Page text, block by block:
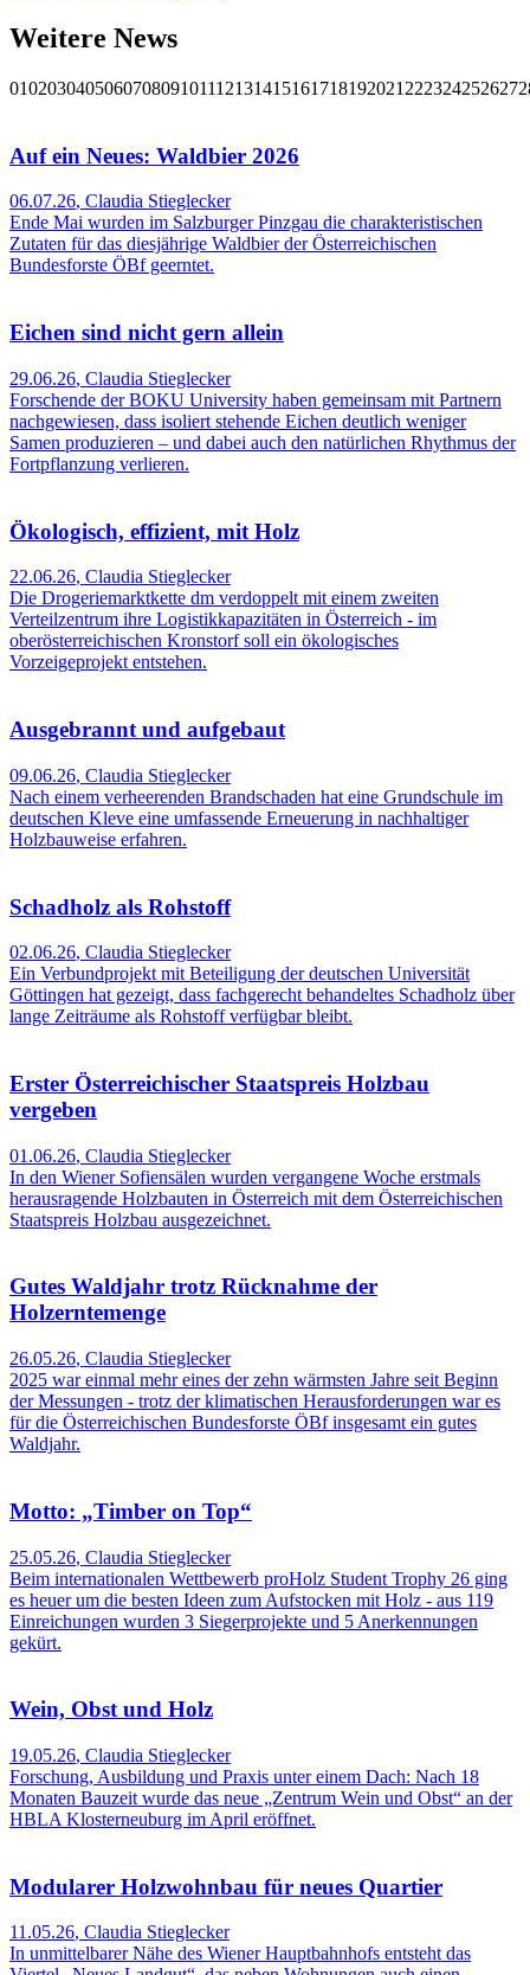
Weitere News
010203040506070809101112131415161718192021 222324252627
Auf ein Neues: Waldbier 2026
06.07.26, Claudia Stieglecker
Ende Mai wurden im Salzburger Pinzgau die charakteristischen
Zutaten für das diesjährige Waldbier der Österreichischen
Bundesforste ÖBf geerntet.
Eichen sind nicht gern allein
29.06.26, Claudia Stieglecker
Forschende der BOKU University haben gemeinsam mit Partnern
nachgewiesen, dass isoliert stehende Eichen deutlich weniger
Samen produzieren – und dabei auch den natürlichen Rhythmus der
Fortpflanzung verlieren.
Ökologisch, effizient, mit Holz
22.06.26, Claudia Stieglecker
Die Drogeriemarktkette dm verdoppelt mit einem zweiten
Verteilzentrum ihre Logistikkapazitäten in Österreich - im
oberösterreichischen Kronstorf soll ein ökologisches
Vorzeigeprojekt entstehen.
Ausgebrannt und aufgebaut
09.06.26, Claudia Stieglecker
Nach einem verheerenden Brandschaden hat eine Grundschule im
deutschen Kleve eine umfassende Erneuerung in nachhaltiger
Holzbauweise erfahren.
Schadholz als Rohstoff
02.06.26, Claudia Stieglecker
Ein Verbundprojekt mit Beteiligung der deutschen Universität
Göttingen hat gezeigt, dass fachgerecht behandeltes Schadholz über
lange Zeiträume als Rohstoff verfügbar bleibt.
Erster Österreichischer Staatspreis Holzbau
vergeben
01.06.26, Claudia Stieglecker
In den Wiener Sofiensälen wurden vergangene Woche erstmals
herausragende Holzbauten in Österreich mit dem Österreichischen
Staatspreis Holzbau ausgezeichnet.
Gutes Waldjahr trotz Rücknahme der
Holzerntemenge
26.05.26, Claudia Stieglecker
2025 war einmal mehr eines der zehn wärmsten Jahre seit Beginn
der Messungen - trotz der klimatischen Herausforderungen war es
für die Österreichischen Bundesforste ÖBf insgesamt ein gutes
Waldjahr.
Motto: „Timber on Top“
25.05.26, Claudia Stieglecker
Beim internationalen Wettbewerb proHolz Student Trophy 26 ging
es heuer um die besten Ideen zum Aufstocken mit Holz - aus 119
Einreichungen wurden 3 Siegerprojekte und 5 Anerkennungen
gekürt.
Wein, Obst und Holz
19.05.26, Claudia Stieglecker
Forschung, Ausbildung und Praxis unter einem Dach: Nach 18
Monaten Bauzeit wurde das neue „Zentrum Wein und Obst“ an der
HBLA Klosterneuburg im April eröffnet.
Modularer Holzwohnbau für neues Quartier
11.05.26, Claudia Stieglecker
In unmittelbarer Nähe des Wiener Hauptbahnhofs entsteht das